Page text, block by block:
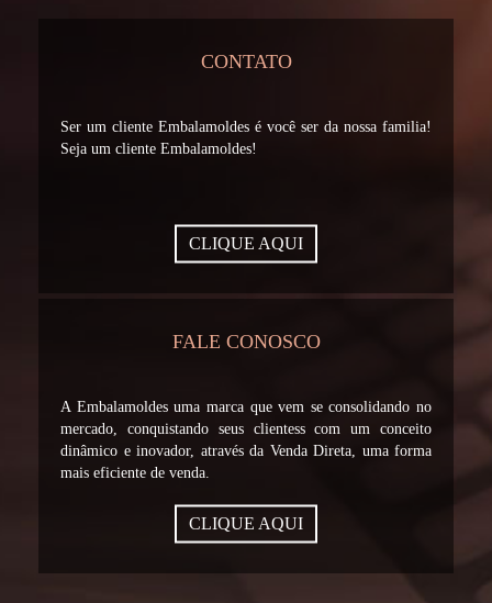
CONTATO
Ser um cliente Embalamoldes é você ser da nossa familia!
Seja um cliente Embalamoldes!
CLIQUE AQUI
FALE CONOSCO
A Embalamoldes uma marca que vem se consolidando no
mercado, conquistando seus clientess com um conceito
dinâmico e inovador, através da Venda Direta, uma forma
mais eficiente de venda.
CLIQUE AQUI